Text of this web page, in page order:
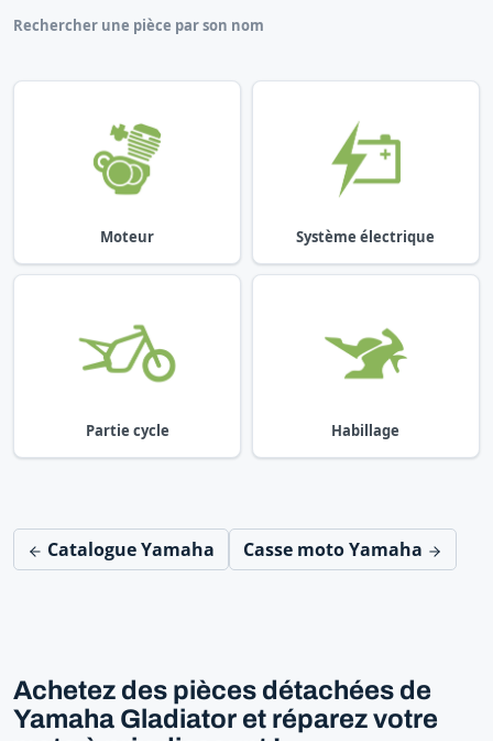
Rechercher une pièce par son nom
Moteur Système électrique
Partie cycle Habillage
Catalogue Yamaha Casse moto Yamaha
Achetez des pièces détachées de
Yamaha Gladiator et réparez votre